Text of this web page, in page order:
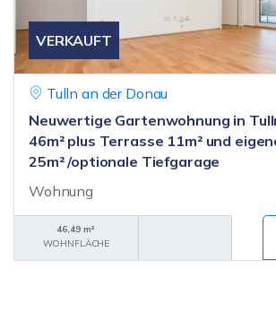
VERKAUFT
Tulln an der Donau
Neuwertige Gartenwohnung in
46m² plus Terrasse 11m² und
25m² /optionale Tiefgarage
Wohnung
46,49 m²
WOHNFLÄCHE